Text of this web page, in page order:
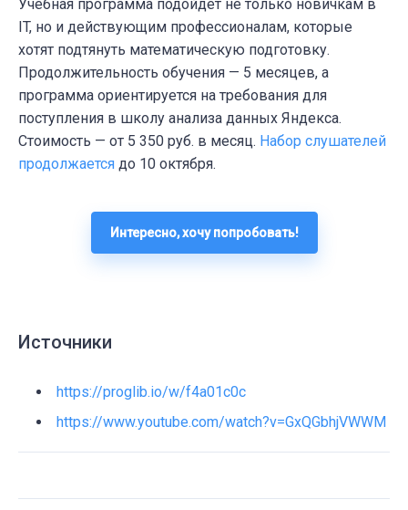
Учебная программа подойдет не только новичкам в
IT, но и действующим профессионалам, которые
хотят подтянуть математическую подготовку.
Продолжительность обучения — 5 месяцев, а
программа ориентируется на требования для
поступления в школу анализа данных Яндекса.
Стоимость — от 5 350 руб. в месяц. Набор слушателей
продолжается до 10 октября.
Интересно, хочу попробовать!
Источники
https://proglib.io/w/f4a01c0c
https://www.youtube.com/watch?v=GxQGbhjVWWM